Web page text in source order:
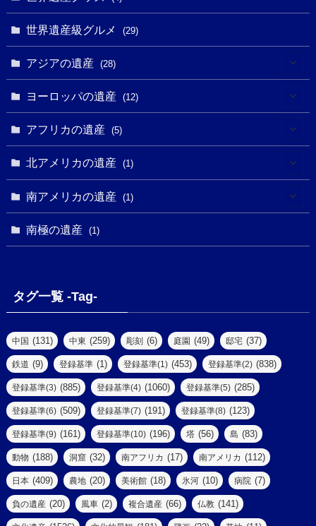
(18)
(3)
(7)
(5)
(39)
(290)
(7)
(6)
(3)
(2)
(5)
(16)
(62)
(14)
(61)
(9)
(2)
(17)
(8)
(1)
(5)
(2)
(2)
(8)
(4)
(8)
(2)
(2)
(10)
(7)
(2)
(47)
(5)
(19)
(8)
世界遺産級グルメ (29)
アジアの遺産 (28)
(1)
(1)
(18)
(2)
(1)
ヨーロッパの遺産 (12)
(2)
(1)
(1)
(2)
(2)
アフリカの遺産 (5)
(3)
北アメリカの遺産 (1)
(1)
(1)
南アメリカの遺産 (1)
南極の遺産 (1)
タグ一覧 -Tag-
中国 (131) 中東 (259) 彫刻 (6) 庭園 (49) 邸宅 (37)
鉄道 (9) 登録基準 (1) 登録基準(1) (453) 登録基準(2) (838)
登録基準(3) (885) 登録基準(4) (1060) 登録基準(5) (285)
登録基準(6) (509) 登録基準(7) (191) 登録基準(8) (123)
登録基準(9) (161) 登録基準(10) (196) 塔 (56) 島 (83)
動物 (188) 洞窟 (32) 南アフリカ (17) 南アメリカ (112)
日本 (409) 農地 (20) 美術館 (18) 氷河 (10) 病院 (7)
負の遺産 (20) 風車 (2) 複合遺産 (66) 仏教 (141)